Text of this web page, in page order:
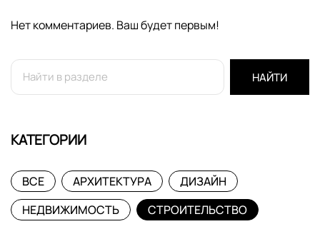
Нет комментариев. Ваш будет первым!
НАЙТИ
КАТЕГОРИИ
ВСЕ АРХИТЕКТУРА
ДИЗАЙН
НЕДВИЖИМОСТЬ
СТРОИТЕЛЬСТВО